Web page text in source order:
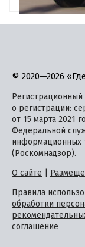
© 2020—2026
о регистрации:
от 15 марта 2021
Федеральной
информационных
(Роскомнадзор).
О сайте
Правила
обработки
соглашение